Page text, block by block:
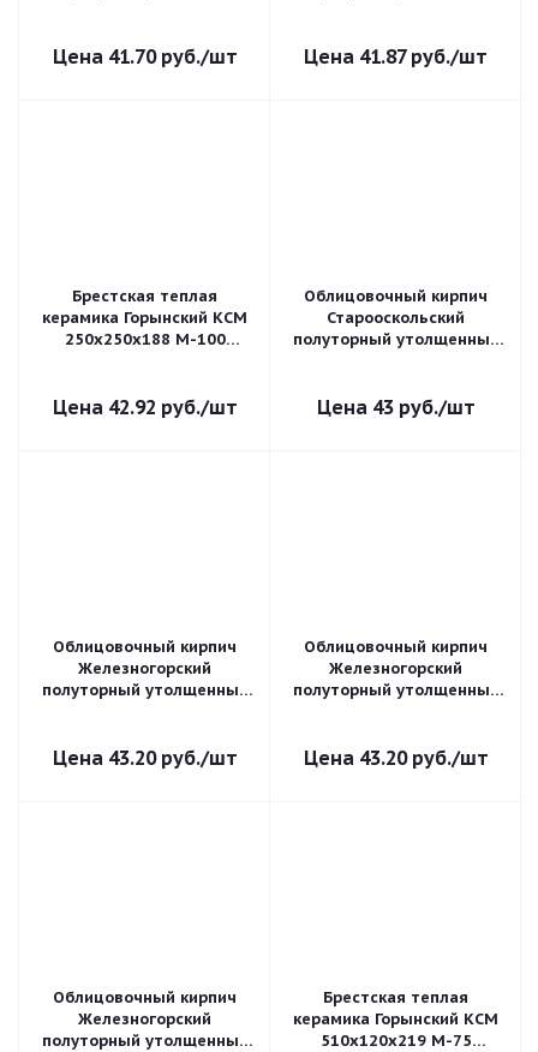
41.70руб./шт 41.87руб./шт
Брестская теплая
керамика Горынский КСМ
250х250х188 М-100
42.92 руб./шт
Облицовочный кирпич
Старооскольский
полуторный утолщенный
43руб./шт
Облицовочный кирпич
Железногорский
полуторный утолщенный
43.20руб./шт
Облицовочный кирпич
Железногорский
полуторный утолщенный
43.20руб./шт
Облицовочный кирпич
Железногорский
полуторный утолщенный
Брестская теплая
керамика Горынский КСМ
510х120х219 М-75